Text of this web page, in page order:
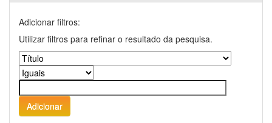
Adicionar filtros:
Utilizar filtros para refinar o resultado da pesquisa.